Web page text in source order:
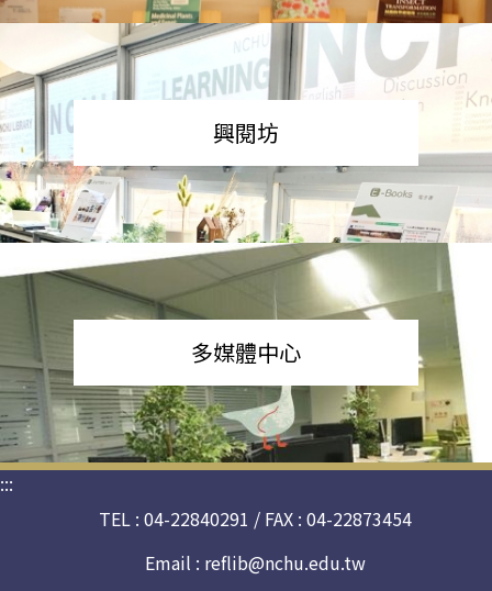
興閱坊
多媒體中心
:::
TEL : 04-22840291 / FAX : 04-22873454
Email : reflib@nchu.edu.tw